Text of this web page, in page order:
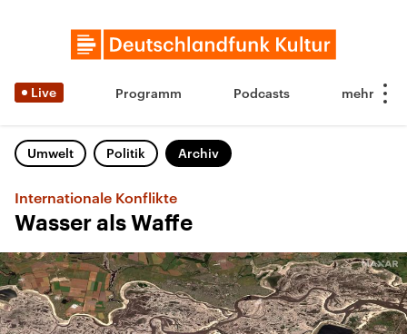
Live Programm Podcasts
Umwelt Politik Archiv
Internationale Konflikte
Wasser als Waffe